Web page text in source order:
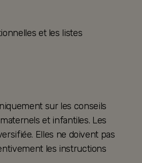
et les listes
sur les conseils
et infantiles. Les
Elles ne doivent pas
les instructions